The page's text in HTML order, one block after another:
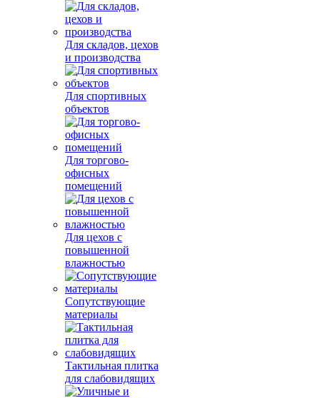
Для складов, цехов
и производства
Для спортивных
объектов
Для торгово-
офисных
помещений
Для цехов с
повышенной
влажностью
Сопутствующие
материалы
Тактильная плитка
для слабовидящих